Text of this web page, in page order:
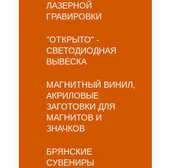
ЛАЗЕРНОЙ
ГРАВИРОВКИ
"ОТКРЫТО" -
СВЕТОДИОДНАЯ
ВЫВЕСКА
МАГНИТНЫЙ ВИНИЛ,
АКРИЛОВЫЕ
ЗАГОТОВКИ ДЛЯ
МАГНИТОВ И
ЗНАЧКОВ
БРЯНСКИЕ
СУВЕНИРЫ